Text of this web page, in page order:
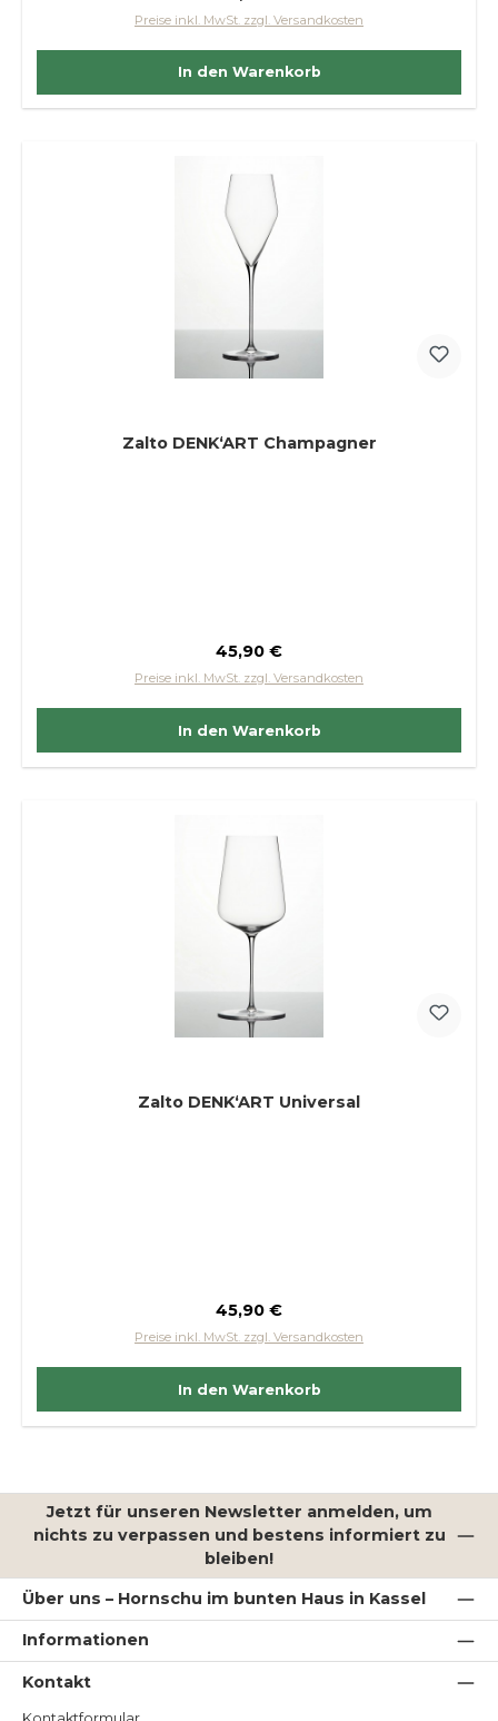
Preise inkl. MwSt. zzgl. Versandkosten
In den Warenkorb
Zalto DENK‘ART Champagner
Regulärer Preis:
45,90 €
Preise inkl. MwSt. zzgl. Versandkosten
In den Warenkorb
Zalto DENK‘ART Universal
Regulärer Preis:
45,90 €
Preise inkl. MwSt. zzgl. Versandkosten
In den Warenkorb
Jetzt für unseren Newsletter anmelden, um
nichts zu verpassen und bestens informiert zu
bleiben!
Über uns – Hornschu im bunten Haus in Kassel
Informationen
Kontakt